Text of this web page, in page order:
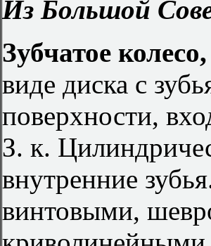
Из Большой
Зубчатое колесо,
виде диска с
поверхности,
З. к.
внутренние
винтовыми,